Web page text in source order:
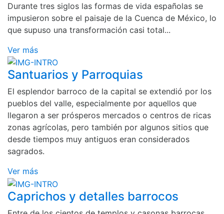
Durante tres siglos las formas de vida españolas se
impusieron sobre el paisaje de la Cuenca de México, lo
que supuso una transformación casi total...
Ver más
Santuarios y Parroquias
El esplendor barroco de la capital se extendió por los
pueblos del valle, especialmente por aquellos que
llegaron a ser prósperos mercados o centros de ricas
zonas agrícolas, pero también por algunos sitios que
desde tiempos muy antiguos eran considerados
sagrados.
Ver más
Caprichos y detalles barrocos